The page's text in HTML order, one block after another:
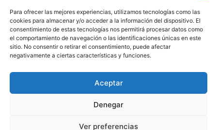
Para ofrecer las mejores experiencias, utilizamos tecnologías como las
cookies para almacenar y/o acceder a la información del dispositivo. El
consentimiento de estas tecnologías nos permitirá procesar datos como
el comportamiento de navegación o las identificaciones únicas en este
sitio. No consentir o retirar el consentimiento, puede afectar
negativamente a ciertas características y funciones.
Aceptar
Denegar
Ver preferencias
Se puede tomar tanto templada como frío.
Fuente:Mis thermofavoritos
ANTERIOR SIGUIENTE